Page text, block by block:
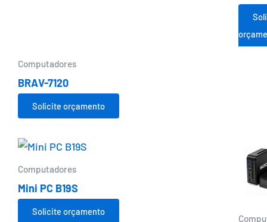
Computadores
BRAV-7120
Solicite orçamento
Computadores
Mini PC B19S
Solicite orçamento